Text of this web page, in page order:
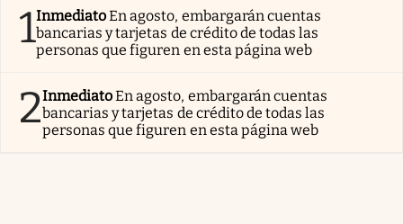
1InmediatoEn agosto, embargarán cuentas
bancarias y tarjetas de crédito de todas las
personas que figuren en esta página web
2InmediatoEn agosto, embargarán cuentas
bancarias y tarjetas de crédito de todas las
personas que figuren en esta página web